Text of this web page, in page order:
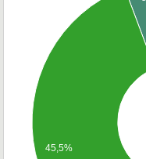
45,5%